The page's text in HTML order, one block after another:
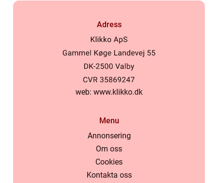
Adress
web: www.klikko.dk
Menu
Annonsering
Om oss
Cookies
Kontakta oss